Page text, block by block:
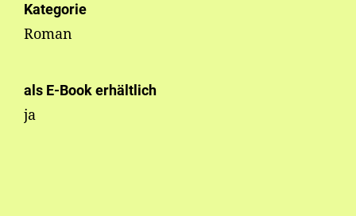
Kategorie
Roman
als E-Book erhältlich
ja